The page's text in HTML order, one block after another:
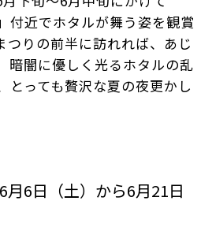
付近でホタルが舞う姿を観賞
つりの前半に訪れれば、あじ
暗闇に優しく光るホタルの乱
とっても贅沢な夏の夜更かし
6日（土）から6月21日